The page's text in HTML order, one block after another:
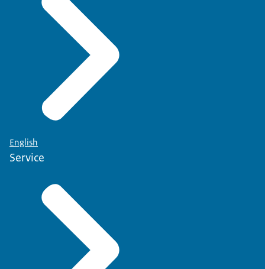
English
Service